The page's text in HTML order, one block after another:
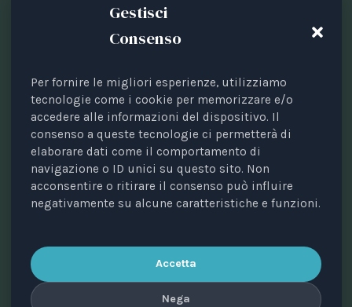
Gestisci
Consenso
Per fornire le migliori esperienze, utilizziamo
tecnologie come i cookie per memorizzare e/o
accedere alle informazioni del dispositivo. Il
consenso a queste tecnologie ci permetterà di
elaborare dati come il comportamento di
navigazione o ID unici su questo sito. Non
acconsentire o ritirare il consenso può influire
negativamente su alcune caratteristiche e funzioni.
Accetta
Nega
Testata periodica registrata presso il Tribunale di Bari
n. 8/2023 del 18/09/2023.
Direttrice responsabile: Avv. Elisa Scarpino.
Direttore scientifico: Prof. Valerio Pocar.
Comitato di direzione: Annalisa Di Mauro, Maria
Cristina Giussani, Alessandro Ricciuti, Paola Sobbrio,
Editore: Animal Law Italia ETS • C.f. 93470670725 • Via